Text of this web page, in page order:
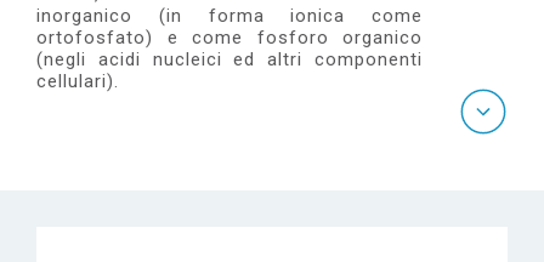
inorganico (in forma ionica come
ortofosfato) e come fosforo organico
(negli acidi nucleici ed altri componenti
cellulari).